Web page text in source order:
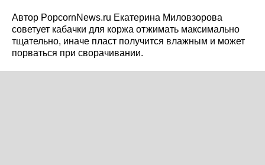
Автор PopcornNews.ru Екатерина Миловзорова
советует кабачки для коржа отжимать максимально
тщательно, иначе пласт получится влажным и может
порваться при сворачивании.